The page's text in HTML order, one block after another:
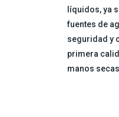
líquidos, ya
fuentes de
seguridad y
primera
manos